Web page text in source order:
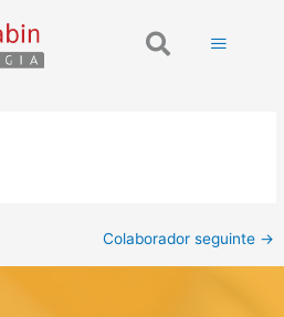
Search
Colaborador seguinte →